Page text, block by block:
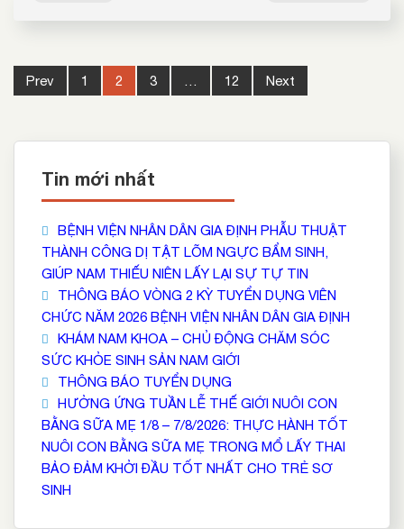
Post
Prev 1 2 3 … 12 Next
Tin mới nhất
BỆNH VIỆN NHÂN DÂN GIA ĐỊNH PHẪU THUẬT
THÀNH CÔNG DỊ TẬT LÕM NGỰC BẨM SINH,
GIÚP NAM THIẾU NIÊN LẤY LẠI SỰ TỰ TIN
THÔNG BÁO VÒNG 2 KỲ TUYỂN DỤNG VIÊN
CHỨC NĂM 2026 BỆNH VIỆN NHÂN DÂN GIA ĐỊNH
KHÁM NAM KHOA – CHỦ ĐỘNG CHĂM SÓC
SỨC KHỎE SINH SẢN NAM GIỚI
THÔNG BÁO TUYỂN DỤNG
HƯỞNG ỨNG TUẦN LỄ THẾ GIỚI NUÔI CON
BẰNG SỮA MẸ 1/8 – 7/8/2026: THỰC HÀNH TỐT
NUÔI CON BẰNG SỮA MẸ TRONG MỔ LẤY THAI
BẢO ĐẢM KHỞI ĐẦU TỐT NHẤT CHO TRẺ SƠ
SINH